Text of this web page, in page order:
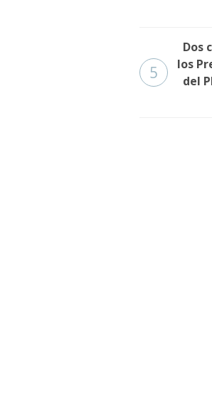
5
Dos
los
del